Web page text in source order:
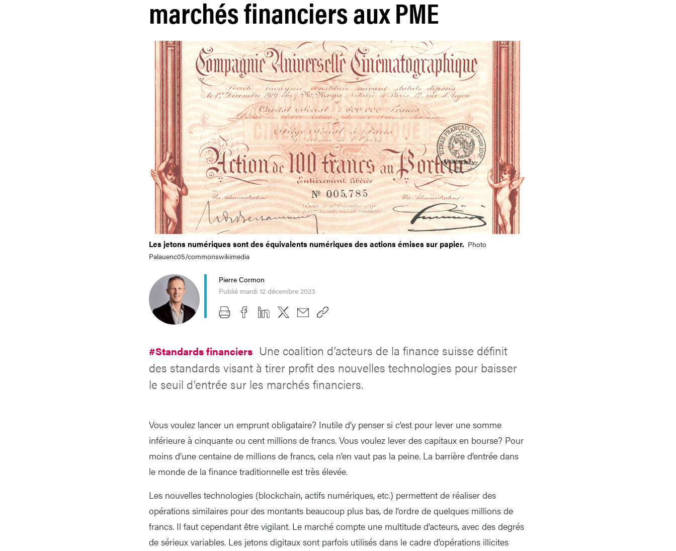
marchés financiers aux PME
Les jetons numériques sont des équivalents numériques des actions émises sur papier. Photo
Palauenc05/commonswikimedia
Pierre Cormon
Publié mardi 12 décembre 2023
#Standards financiers Une coalition d’acteurs de la finance suisse définit
des standards visant à tirer profit des nouvelles technologies pour baisser
le seuil d’entrée sur les marchés financiers.
Vous voulez lancer un emprunt obligataire? Inutile d’y penser si c’est pour lever une somme
inférieure à cinquante ou cent millions de francs. Vous voulez lever des capitaux en bourse? Pour
moins d’une centaine de millions de francs, cela n’en vaut pas la peine. La barrière d’entrée dans
le monde de la finance traditionnelle est très élevée.
Les nouvelles technologies (blockchain, actifs numériques, etc.) permettent de réaliser des
opérations similaires pour des montants beaucoup plus bas, de l’ordre de quelques millions de
francs. Il faut cependant être vigilant. Le marché compte une multitude d’acteurs, avec des degrés
de sérieux variables. Les jetons digitaux sont parfois utilisés dans le cadre d’opérations illicites